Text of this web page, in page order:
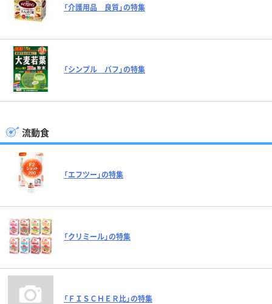
「介護用品 良質」の特集
「シンプル バフ」の特集
流動食
「エフツー」の特集
「クリミール」の特集
「ＦＩＳＣＨＥＲ比」の特集